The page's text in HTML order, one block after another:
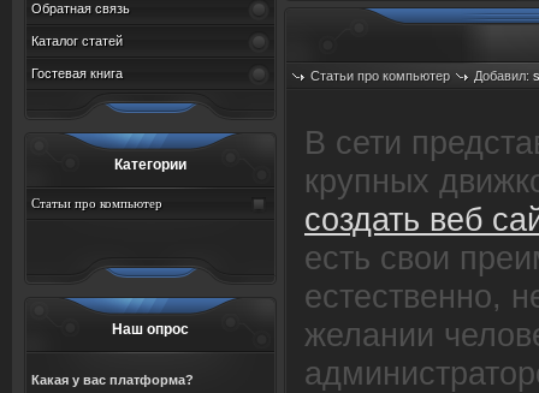
Обратная связь
Каталог статей
Гостевая книга
Категории
Статьи про компьютер
Наш опрос
Какая у вас платформа?
Статьи про компьютер Добавил:
В сети
крупных
создать веб
есть свои
естественно,
желании